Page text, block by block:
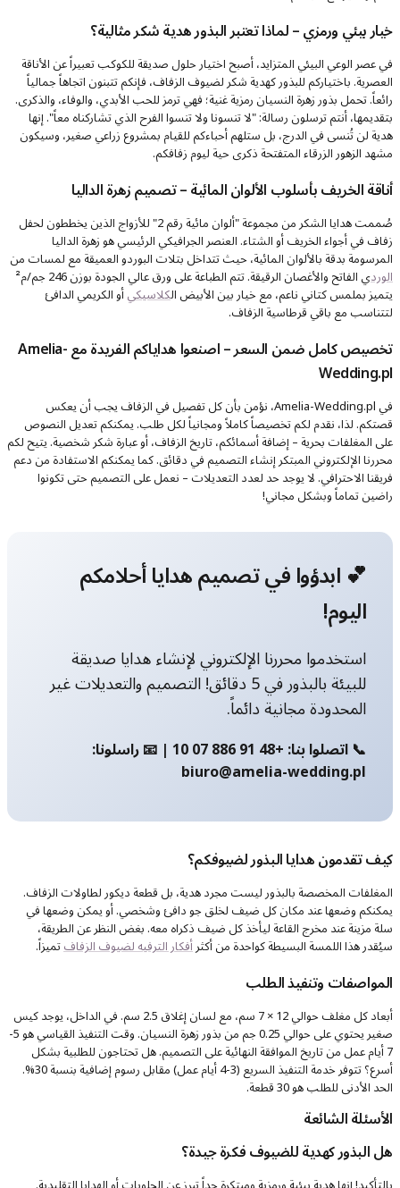
خيار بيئي ورمزي – لماذا تعتبر البذور هدية شكر مثالية؟
في عصر الوعي البيئي المتزايد، أصبح اختيار حلول صديقة للكوكب تعبيراً عن الأناقة
العصرية. باختياركم للبذور كهدية شكر لضيوف الزفاف، فإنكم تتبنون اتجاهاً جمالياً
رائعاً. تحمل بذور زهرة النسيان رمزية غنية؛ فهي ترمز للحب الأبدي، والوفاء، والذكرى.
بتقديمها، أنتم ترسلون رسالة: "لا تنسونا ولا تنسوا الفرح الذي تشاركناه معاً". إنها
هدية لن تُنسى في الدرج، بل ستلهم أحباءكم للقيام بمشروع زراعي صغير، وسيكون
مشهد الزهور الزرقاء المتفتحة ذكرى حية ليوم زفافكم.
أناقة الخريف بأسلوب الألوان المائية – تصميم زهرة الداليا
صُممت هدايا الشكر من مجموعة "ألوان مائية رقم 2" للأزواج الذين يخططون لحفل
زفاف في أجواء الخريف أو الشتاء. العنصر الجرافيكي الرئيسي هو زهرة الداليا
المرسومة بدقة بالألوان المائية، حيث تتداخل بتلات البوردو العميقة مع لمسات من
الورد ي الفاتح والأغصان الرقيقة. تتم الطباعة على ورق عالي الجودة بوزن 246 جم/م²
يتميز بملمس كتاني ناعم، مع خيار بين الأبيض الكلاسيكيأو الكريمي الدافئ
لتتناسب مع باقي قرطاسية الزفاف.
تخصيص كامل ضمن السعر – اصنعوا هداياكم الفريدة مع Amelia-
Wedding.pl
في Amelia-Wedding.pl، نؤمن بأن كل تفصيل في الزفاف يجب أن يعكس
قصتكم. لذا، نقدم لكم تخصيصاً كاملاً ومجانياً لكل طلب. يمكنكم تعديل النصوص
على المغلفات بحرية – إضافة أسمائكم، تاريخ الزفاف، أو عبارة شكر شخصية. يتيح لكم
محررنا الإلكتروني المبتكر إنشاء التصميم في دقائق. كما يمكنكم الاستفادة من دعم
فريقنا الاحترافي. لا يوجد حد لعدد التعديلات – نعمل على التصميم حتى تكونوا
راضين تماماً وبشكل مجاني!
💕 ابدؤوا في تصميم هدايا أحلامكم
اليوم!
استخدموا محررنا الإلكتروني لإنشاء هدايا صديقة
للبيئة بالبذور في 5 دقائق! التصميم والتعديلات غير
المحدودة مجانية دائماً.
📞 اتصلوا بنا: +48 91 886 07 10 | 📧 راسلونا:
biuro@amelia-wedding.pl
كيف تقدمون هدايا البذور لضيوفكم؟
المغلفات المخصصة بالبذور ليست مجرد هدية، بل قطعة ديكور لطاولات الزفاف.
يمكنكم وضعها عند مكان كل ضيف لخلق جو دافئ وشخصي. أو يمكن وضعها في
سلة مزينة عند مخرج القاعة ليأخذ كل ضيف ذكراه معه. بغض النظر عن الطريقة،
سيُقدر هذا اللمسة البسيطة كواحدة من أكثرأفكار الترفيه لضيوف الزفافتميزاً.
المواصفات وتنفيذ الطلب
أبعاد كل مغلف حوالي 12 × 7 سم، مع لسان إغلاق 2.5 سم. في الداخل، يوجد كيس
صغير يحتوي على حوالي 0.25 جم من بذور زهرة النسيان. وقت التنفيذ القياسي هو 5-
7 أيام عمل من تاريخ الموافقة النهائية على التصميم. هل تحتاجون للطلبية بشكل
أسرع؟ تتوفر خدمة التنفيذ السريع (3-4 أيام عمل) مقابل رسوم إضافية بنسبة 30%.
الحد الأدنى للطلب هو 30 قطعة.
الأسئلة الشائعة
هل البذور كهدية للضيوف فكرة جيدة؟